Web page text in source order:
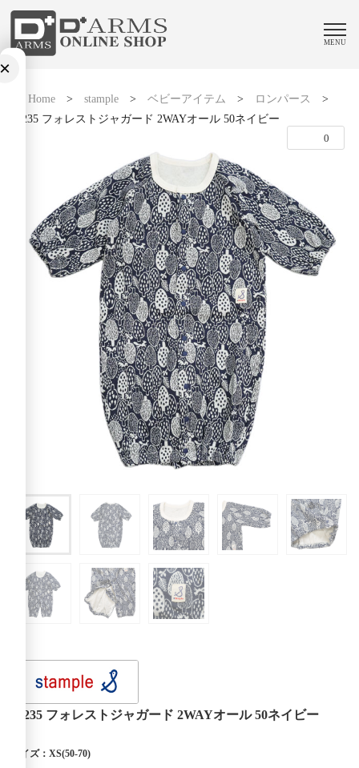
MENU
Home> stample> ベビーアイテム > ロンパース >
23235 フォレストジャガード 2WAYオール 50ネイビー
0
23235 フォレストジャガード 2WAYオール 50ネイビー
サイズ：XS(50-70)
×